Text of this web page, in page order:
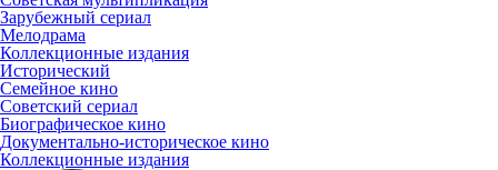
Зарубежный сериал
Мелодрама
Коллекционные издания
Исторический
Семейное кино
Советский сериал
Биографическое кино
Документально-историческое кино
Коллекционные издания